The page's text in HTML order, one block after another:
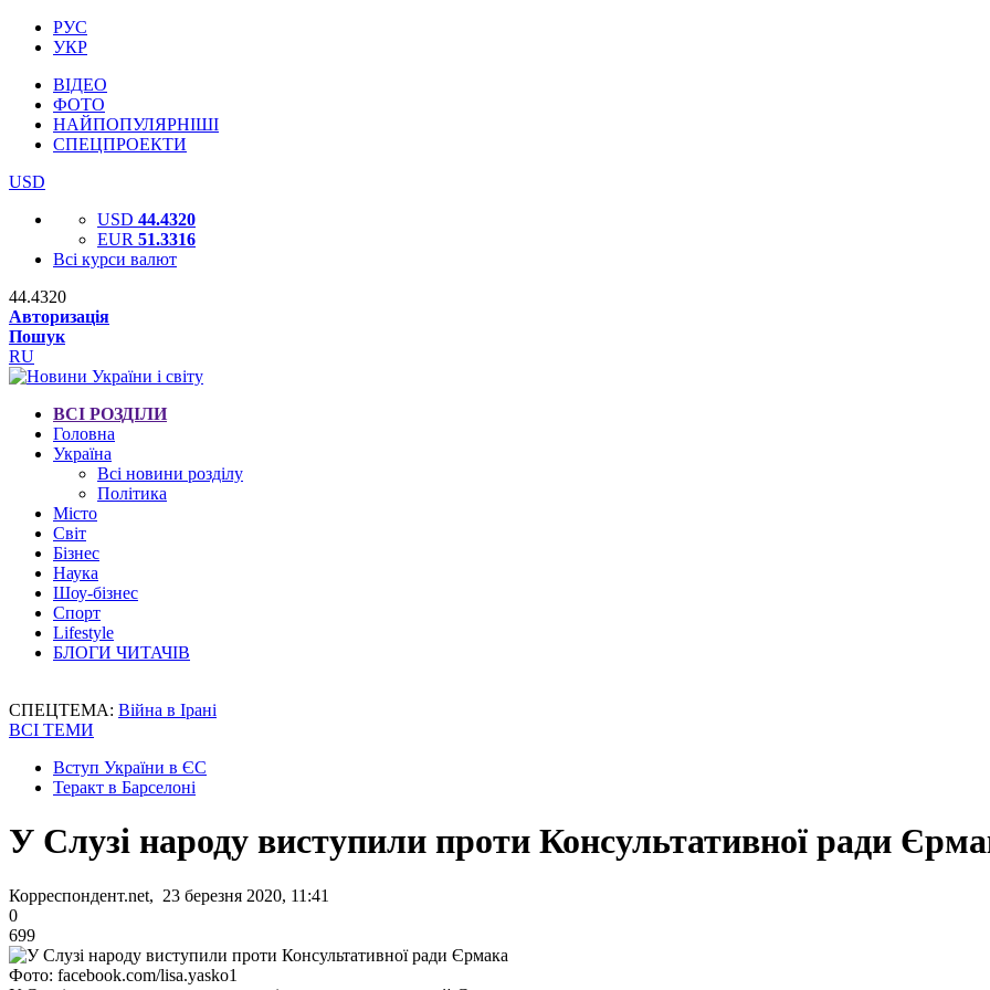
РУС
УКР
ВІДЕО
ФОТО
НАЙПОПУЛЯРНІШІ
СПЕЦПРОЕКТИ
USD
USD 44.4320
EUR 51.3316
Всі курси валют
44.4320
Авторизація
Пошук
RU
ВСІ РОЗДІЛИ
Головна
Україна
Всі новини розділу
Політика
Місто
Світ
Бізнес
Наука
Шоу-бізнес
Спорт
Lifestyle
БЛОГИ ЧИТАЧІВ
СПЕЦТЕМА: Війна в Ірані
ВСІ ТЕМИ
Вступ України в ЄС
Теракт в Барселоні
У Слузі народу виступили проти Консультативної ради
Корреспондент.net, 23 березня 2020, 11:41
0
699
Фото: facebook.com/lisa.yasko1